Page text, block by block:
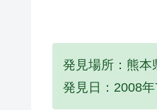
発見場所：熊
発見日：2008年